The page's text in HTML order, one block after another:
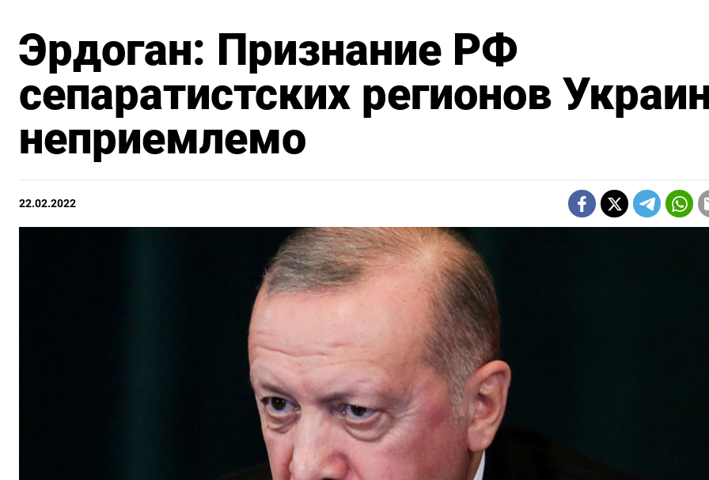
Подписывайтесь
на The Moscow
в Telegram —
@moscowtimes_ru
Эрдоган: Признание РФ
сепаратистских регионов
неприемлемо
22.02.2022